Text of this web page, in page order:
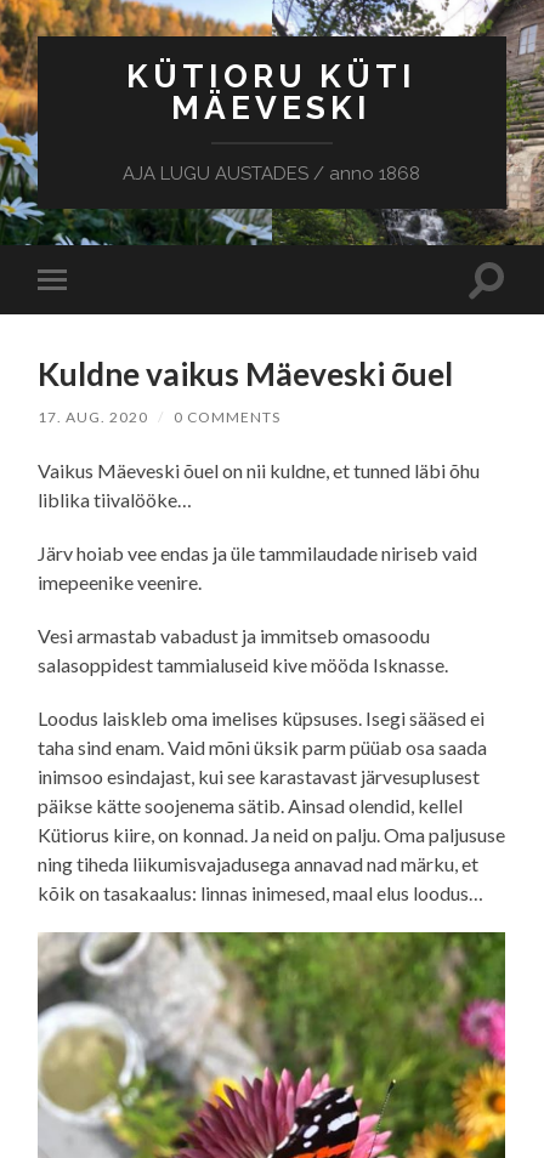
KÜTIORU KÜTI
MÄEVESKI
AJA LUGU AUSTADES / anno 1868
Toggle
mobile
Toggle
Kuldne vaikus Mäeveski õuel
17. AUG. 2020 / 0 COMMENTS
Vaikus Mäeveski õuel on nii kuldne, et tunned läbi õhu
liblika tiivalööke…
Järv hoiab vee endas ja üle tammilaudade niriseb vaid
imepeenike veenire.
Vesi armastab vabadust ja immitseb omasoodu
salasoppidest tammialuseid kive mööda Isknasse.
Loodus laiskleb oma imelises küpsuses. Isegi sääsed ei
taha sind enam. Vaid mõni üksik parm püüab osa saada
inimsoo esindajast, kui see karastavast järvesuplusest
päikse kätte soojenema sätib. Ainsad olendid, kellel
Kütiorus kiire, on konnad. Ja neid on palju. Oma paljususe
ning tiheda liikumisvajadusega annavad nad märku, et
kõik on tasakaalus: linnas inimesed, maal elus loodus…